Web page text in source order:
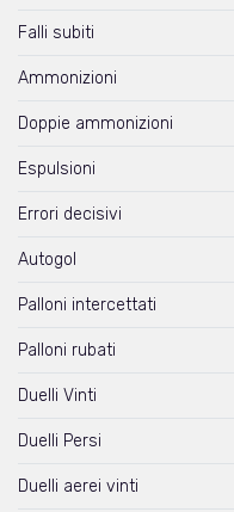
Falli subiti
Ammonizioni
Doppie ammonizioni
Espulsioni
Errori decisivi
Autogol
Palloni intercettati
Palloni rubati
Duelli Vinti
Duelli Persi
Duelli aerei vinti